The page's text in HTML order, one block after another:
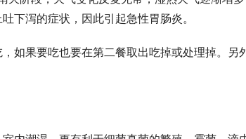
下泻的症状，因此引起急性胃肠炎。
果要吃也要在第二餐取出吃掉或处理掉。另